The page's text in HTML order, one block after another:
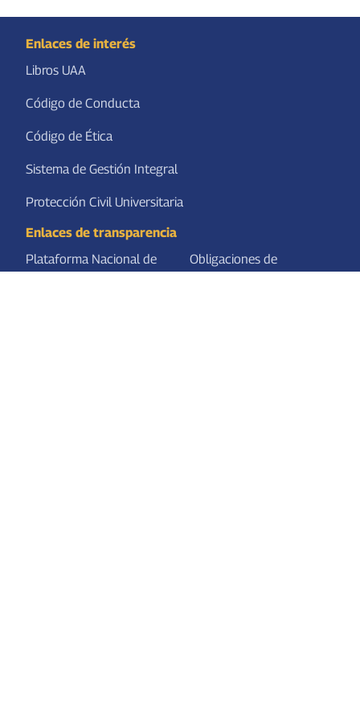
Enlaces de interés
Libros UAA
Código de Conducta
Código de Ética
Sistema de Gestión Integral
Protección Civil Universitaria
Enlaces de transparencia
Plataforma Nacional de
Obligaciones de